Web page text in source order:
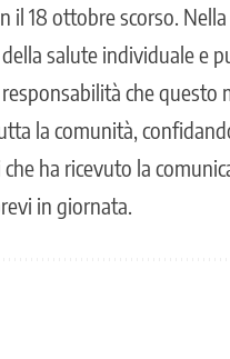
18 ottobre scorso.
salute individuale e
che
la comunità,
ha ricevuto la
in giornata.